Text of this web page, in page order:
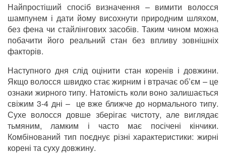
Найпростіший спосіб визначення – вимити волосся
шампунем і дати йому висохнути природним шляхом,
без фена чи стайлінгових засобів. Таким чином можна
побачити його реальний стан без впливу зовнішніх
факторів.
Наступного дня слід оцінити стан коренів і довжини.
Якщо волосся швидко стає жирним і втрачає об’єм – це
ознаки жирного типу. Натомість коли воно залишається
свіжим 3-4 дні – це вже ближче до нормального типу.
Сухе волосся довше зберігає чистоту, але виглядає
тьмяним, ламким і часто має посічені кінчики.
Комбінований тип поєднує різні характеристики: жирні
корені та суху довжину.